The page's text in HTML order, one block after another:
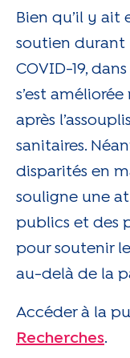
Bien qu’il y ait
soutien durant
COVID-19,
s’est
après
sanitaires.
disparités en
souligne une
publics et des
pour soutenir
au-delà de la
Accéder à la
Recherches.